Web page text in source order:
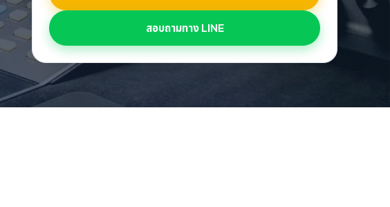
สอบถามทาง LINE